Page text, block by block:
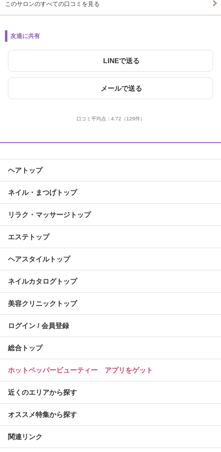
このサロンのすべての口コミを見る
友達に共有
LINEで送る
メールで送る
口コミ平均点： 4.72 （129件）
ヘアトップ
ネイル・まつげトップ
リラク・マッサージトップ
エステトップ
ヘアスタイルトップ
ネイルカタログトップ
美容クリニックトップ
ログイン / 会員登録
総合トップ
ホットペッパービューティー アプリをゲット
近くのエリアから探す
オススメ特集から探す
関連リンク